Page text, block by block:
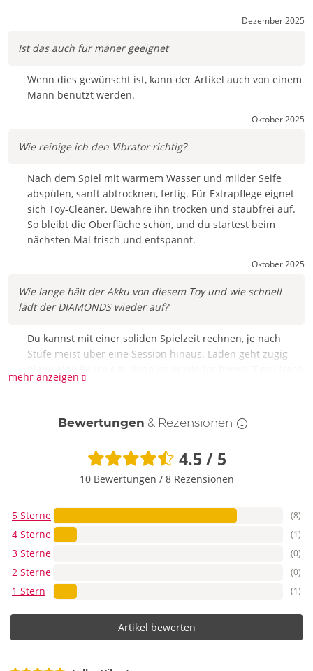
Dezember 2025
Ist das auch für mäner geeignet
Wenn dies gewünscht ist, kann der Artikel auch von einem
Mann benutzt werden.
Oktober 2025
Wie reinige ich den Vibrator richtig?
Nach dem Spiel mit warmem Wasser und milder Seife
abspülen, sanft abtrocknen, fertig. Für Extrapflege eignet
sich Toy-Cleaner. Bewahre ihn trocken und staubfrei auf.
So bleibt die Oberfläche schön, und du startest beim
nächsten Mal frisch und entspannt.
Oktober 2025
Wie lange hält der Akku von diesem Toy und wie schnell
lädt der DIAMONDS wieder auf?
Du kannst mit einer soliden Spielzeit rechnen, je nach
Stufe meist über eine Session hinaus. Laden geht zügig –
dem Reinigen direkt anstöpseln, so bleibt er immer
Ist dieses Toy leise genug für Mitbewohner-Situationen
oder hört man den durch die Tür?
bleibt’s in der Regel privat, besonders auf mittleren
Stufen. Für maximale Ruhe: ein Kissen oder die Decke
dämpft zusätzlich. So bekommst du Genuss, ohne die
ganze WG akustisch mitzunehmen.
Brauche ich spezielles Gleitgel für diesen Vibrator?
Ein gutes wasserbasiertes Gleitgel ist ideal: sanft zur
mehr anzeigen
Bewertungen & Rezensionen
4.5 / 5
10 Bewertungen / 8 Rezensionen
5 Sterne (8)
4 Sterne (1)
3 Sterne (0)
2 Sterne (0)
1 Stern (1)
Artikel bewerten